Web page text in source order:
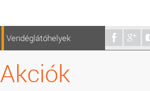
Vendéglátóhelyek
Akciók